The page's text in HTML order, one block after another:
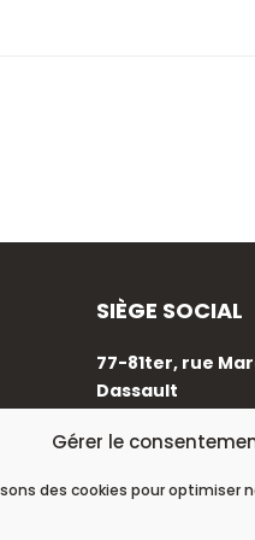
Gérer le
des cookies pour optimiser
SIÈGE SOCIAL
77-81ter, rue
Dassault
+33 (0)1 88 89 17 68